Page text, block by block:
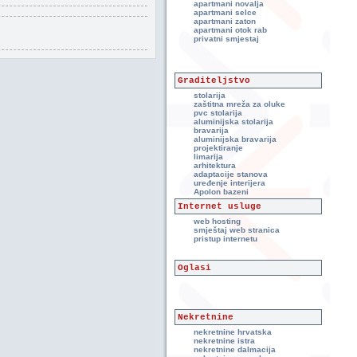
apartmani novalja
apartmani selce
apartmani zaton
apartmani otok rab
privatni smjestaj
Graditeljstvo
stolarija
zaštitna mreža za oluke
pvc stolarija
aluminijska stolarija
bravarija
aluminijska bravarija
projektiranje
limarija
arhitektura
adaptacije stanova
uređenje interijera
Apolon bazeni
Internet usluge
web hosting
smještaj web stranica
pristup internetu
Oglasi
Nekretnine
nekretnine hrvatska
nekretnine istra
nekretnine dalmacija